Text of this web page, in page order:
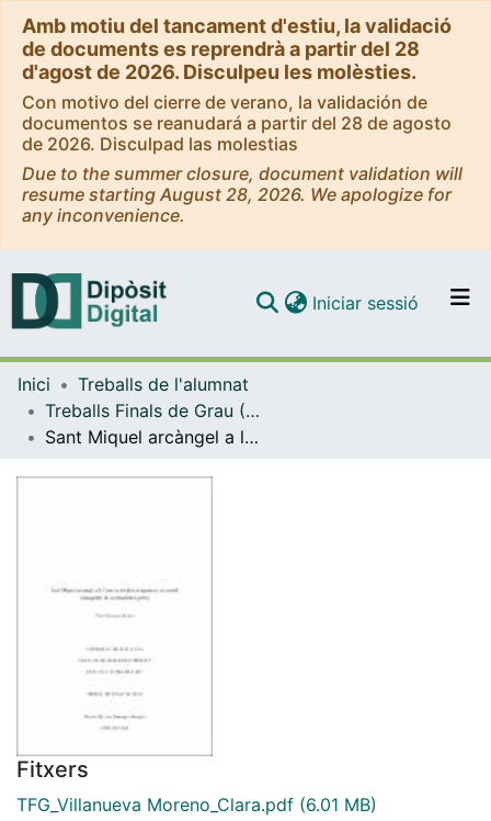
Amb motiu del tancament d'estiu, la validació
de documents es reprendrà a partir del 28
d'agost de 2026. Disculpeu les molèsties.
Con motivo del cierre de verano, la validación de
documentos se reanudará a partir del 28 de agosto
de 2026. Disculpad las molestias
Due to the summer closure, document validation will
resume starting August 28, 2026. We apologize for
any inconvenience.
Navega per tot el DD
Com publicar
Iniciar sessió (current)
Inici
Treballs de l'alumnat
Treballs Finals de Grau (TFG) - Història de l'Art
Sant Miquel arcàngel a la Corona catalanoaragonesa: un estudi iconogràfic de la retaulística gòtica
Fitxers
TFG_Villanueva Moreno_Clara.pdf (6.01 MB)